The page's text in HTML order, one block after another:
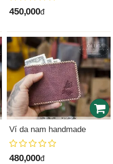
450,000đ
Ví da nam handmade
480,000đ